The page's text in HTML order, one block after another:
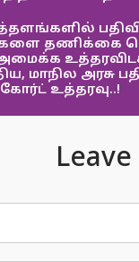
தணிக்கை
மாநில அரசு
உத்தரவு..!